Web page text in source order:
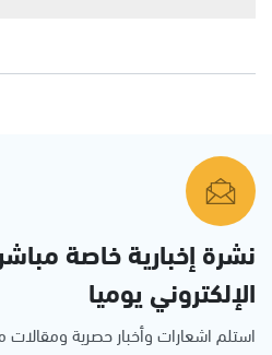
نشرة إخبارية خاصة
الإلكتروني يوميا
استلم اشعارات وأخبار حصرية